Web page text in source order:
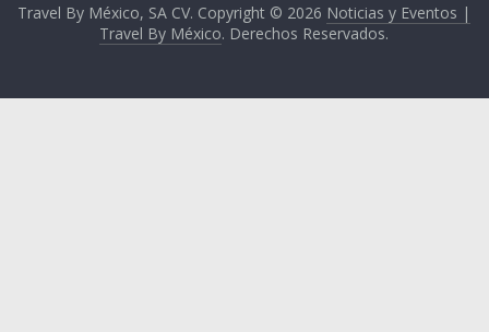
Travel By México, SA CV. Copyright © 2026 Noticias y Eventos |
Travel By México. Derechos Reservados.